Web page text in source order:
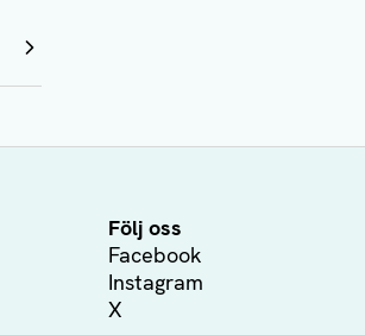
Följ oss
Facebook
Instagram
X